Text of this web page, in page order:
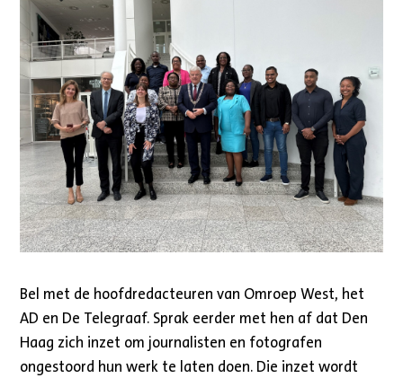
Bel met de hoofdredacteuren van Omroep West, het
AD en De Telegraaf. Sprak eerder met hen af dat Den
Haag zich inzet om journalisten en fotografen
ongestoord hun werk te laten doen. Die inzet wordt